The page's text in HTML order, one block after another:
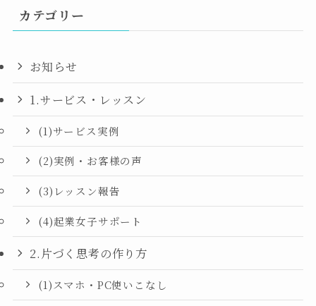
カテゴリー
お知らせ
1.サービス・レッスン
(1)サービス実例
(2)実例・お客様の声
(3)レッスン報告
(4)起業女子サポート
2.片づく思考の作り方
(1)スマホ・PC使いこなし